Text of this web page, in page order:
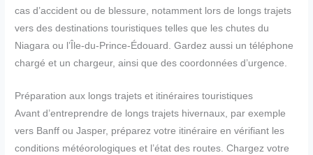
cas d’accident ou de blessure, notamment lors de longs trajets
vers des destinations touristiques telles que les chutes du
Niagara ou l’Île-du-Prince-Édouard. Gardez aussi un téléphone
chargé et un chargeur, ainsi que des coordonnées d’urgence.
Préparation aux longs trajets et itinéraires touristiques
Avant d’entreprendre de longs trajets hivernaux, par exemple
vers Banff ou Jasper, préparez votre itinéraire en vérifiant les
conditions météorologiques et l’état des routes. Chargez votre